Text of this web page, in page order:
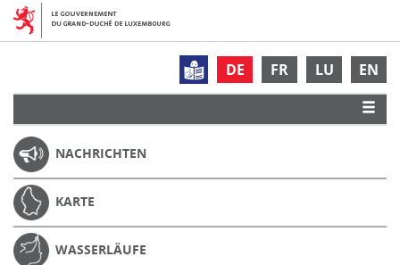
DE FR LU EN
NACHRICHTEN
KARTE
WASSERLÄUFE